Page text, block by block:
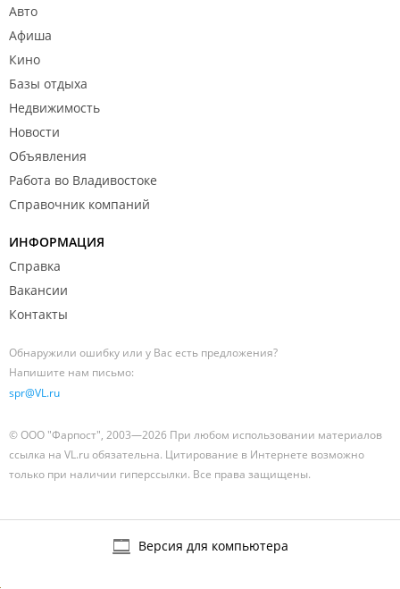
Авто
Афиша
Кино
Базы отдыха
Недвижимость
Новости
Объявления
Работа во Владивостоке
Справочник компаний
ИНФОРМАЦИЯ
Справка
Вакансии
Контакты
Обнаружили ошибку или у Вас есть предложения?
Напишите нам письмо:
spr@VL.ru
© ООО "Фарпост", 2003—2026 При любом использовании материалов
ссылка на VL.ru обязательна. Цитирование в Интернете возможно
только при наличии гиперссылки. Все права защищены.
Версия для компьютера